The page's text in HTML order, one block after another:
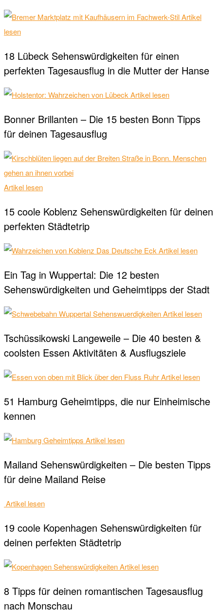
Artikel
lesen
18 Lübeck Sehenswürdigkeiten für einen
perfekten Tagesausflug in die Mutter der Hanse
Artikel lesen
Bonner Brillanten – Die 15 besten Bonn Tipps
für deinen Tagesausflug
Artikel lesen
15 coole Koblenz Sehenswürdigkeiten für deinen
perfekten Städtetrip
Artikel lesen
Ein Tag in Wuppertal: Die 12 besten
Sehenswürdigkeiten und Geheimtipps der Stadt
Artikel lesen
Tschüssikowski Langeweile – Die 40 besten &
coolsten Essen Aktivitäten & Ausflugsziele
Artikel lesen
51 Hamburg Geheimtipps, die nur Einheimische
kennen
Artikel lesen
Mailand Sehenswürdigkeiten – Die besten Tipps
für deine Mailand Reise
Artikel lesen
19 coole Kopenhagen Sehenswürdigkeiten für
deinen perfekten Städtetrip
Artikel lesen
8 Tipps für deinen romantischen Tagesausflug
nach Monschau